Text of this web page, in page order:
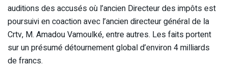
auditions des accusés où l’ancien Directeur des impôts est
poursuivi en coaction avec l’ancien directeur général de la
Crtv, M. Amadou Vamoulké, entre autres. Les faits portent
sur un présumé détournement global d’environ 4 milliards
de francs.